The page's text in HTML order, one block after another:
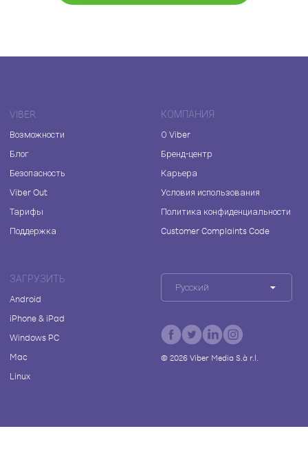
VIBER
Возможности
Блог
Безопасность
Viber Out
Тарифы
Поддержка
КОМПАНИЯ
О Viber
Бренд-центр
Карьера
Условия использования
Политика конфиденциальности
Customer Complaints Code
ЗАГРУЗИТЬ
Android
iPhone & iPad
Windows PC
Mac
Linux
Русский
© 2026Viber Media S.à r.l.